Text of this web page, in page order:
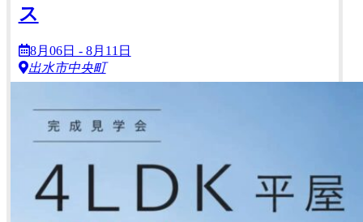
ス
8月06日 - 8月11日
出水市中央町